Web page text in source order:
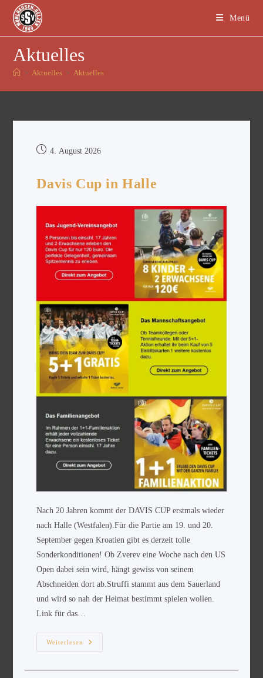
Menü
Aktuelles
> Aktuelles > Aktuelles
4. August 2026
Davis Cup in Halle
Nach 20 Jahren kommt der DAVIS CUP erstmals wieder
nach Halle (Westfalen).Für die Partie am 19. und 20.
September gegen Kroatien gibt es derzeit tolle
Sonderkonditionen! Ob Zverev eine Woche nach den US
Open dabei sein wird, hängt gewiss von seinem
Abschneiden dort ab.Struffi stammt aus dem Sauerland
und wird so nah der Heimat bestimmt spielen wollen.
Link für das…
Weiterlesen